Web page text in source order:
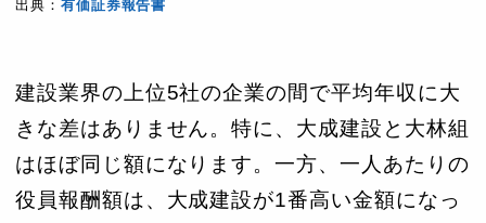
出典： 有価証券報告書
建設業界の上位5社の企業の間で平均年収に大
きな差はありません。特に、大成建設と大林組
はほぼ同じ額になります。一方、一人あたりの
役員報酬額は、大成建設が1番高い金額になっ